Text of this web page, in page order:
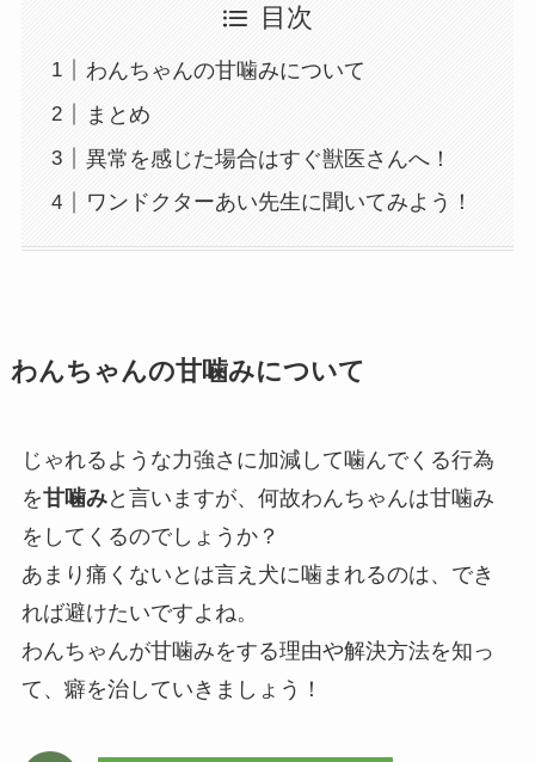
目次
わんちゃんの甘噛みについて
まとめ
異常を感じた場合はすぐ獣医さんへ！
ワンドクターあい先生に聞いてみよう！
わんちゃんの甘噛みについて
じゃれるような力強さに加減して噛んでくる行為
を甘噛みと言いますが、何故わんちゃんは甘噛み
をしてくるのでしょうか？
あまり痛くないとは言え犬に噛まれるのは、でき
れば避けたいですよね。
わんちゃんが甘噛みをする理由や解決方法を知っ
て、癖を治していきましょう！